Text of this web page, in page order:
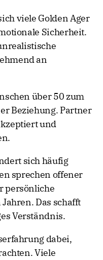
viele Golden Ager
Sicherheit.
an
über 50 zum
Beziehung. Partner
und
sich häufig
sprechen offener
persönliche
Das schafft
Verständnis.
dabei,
Viele